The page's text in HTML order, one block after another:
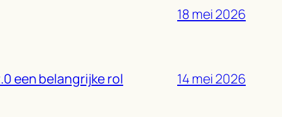
18 mei 2026
een belangrijke rol 14 mei 2026